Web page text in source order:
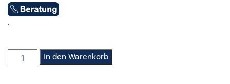
.
AEG
-
In den Warenkorb